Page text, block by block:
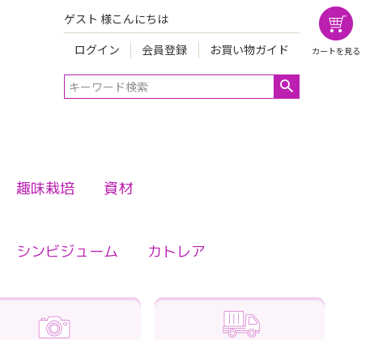
ゲスト 様こんにちは
ログイン
会員登録 お買い物ガイド カートを見る
趣味栽培 資材
シンビジューム カトレア